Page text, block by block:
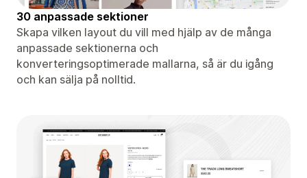
30 anpassade sektioner
Skapa vilken layout du vill med hjälp av de många
anpassade sektionerna och
konverteringsoptimerade mallarna, så är du igång
och kan sälja på nolltid.